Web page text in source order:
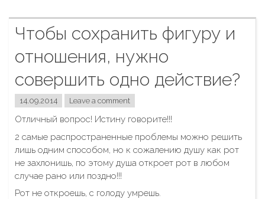
Чтобы сохранить фигуру и
отношения, нужно
совершить одно действие?
14.09.2014 Leave a comment
Отличный вопрос! Истину говорите!!!
2 самые распространенные проблемы можно решить
лишь одним способом, но к сожалению душу как рот
не захлонишь, по этому душа откроет рот в любом
случае рано или поздно!!!
Рот не откроешь, с голоду умрешь.